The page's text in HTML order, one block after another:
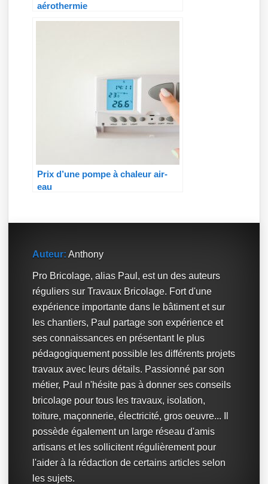
aérothermie
Prix d’une pompe à chaleur air-
eau
Auteur: Anthony
Pro Bricolage, alias Paul, est un des auteurs
réguliers sur Travaux Bricolage. Fort d'une
expérience importante dans le bâtiment et sur
les chantiers, Paul partage son expérience et
ses connaissances en présentant le plus
pédagogiquement possible les différents projets
travaux avec leurs détails. Passionné par son
métier, Paul n'hésite pas à donner ses conseils
bricolage pour tous les travaux, isolation,
toiture, maçonnerie, électricité, gros oeuvre... Il
possède également un large réseau d'amis
artisans et les sollicitent régulièrement pour
l'aider à la rédaction de certains articles selon
les sujets.